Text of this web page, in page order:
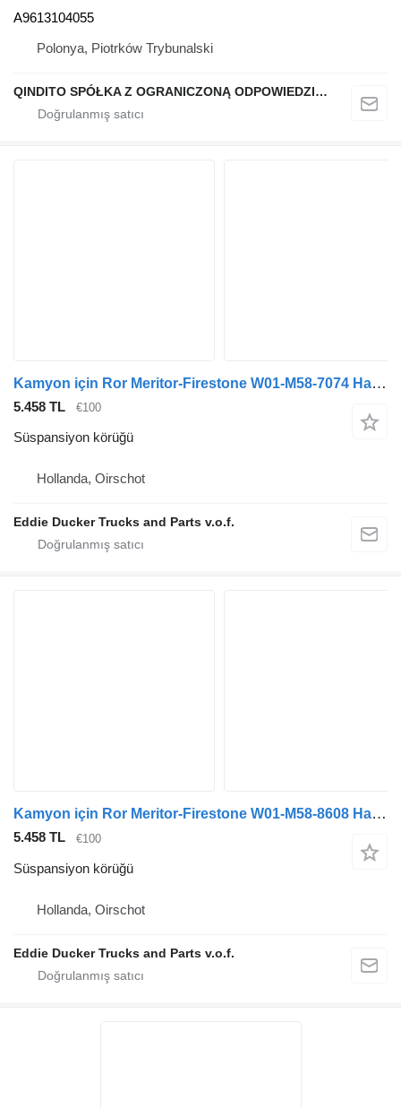
A9613104055
Polonya, Piotrków Trybunalski
QINDITO SPÓŁKA Z OGRANICZONĄ ODPOWIEDZIALNOŚCIĄ
Kamyon için Ror Meritor-Firestone W01-M58-7074 Havalı Süspansiyon YENİ süspansiyon körüğü
5.458 TL €100
Süspansiyon körüğü
Hollanda, Oirschot
Eddie Ducker Trucks and Parts v.o.f.
Kamyon için Ror Meritor-Firestone W01-M58-8608 Havalı Süspansiyon YENİ süspansiyon körüğü
5.458 TL €100
Süspansiyon körüğü
Hollanda, Oirschot
Eddie Ducker Trucks and Parts v.o.f.